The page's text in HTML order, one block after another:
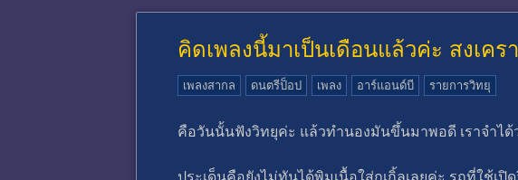
คิดเพลงนี้มาเป็นเดือนแล้วค่ะ สงเค
เพลงสากล ดนตรีป็อป เพลง อาร์แอนด์บี รายการวิทยุ
คือวันนั้นฟังวิทยุค่ะ แล้วทำนองมันขึ้นมาพอดี เราจำได้
ประเด็นคือยังไม่ทันได้พิมเนื้อใส่กูเกิ้ลเลยค่ะ รถที่ใช้เ